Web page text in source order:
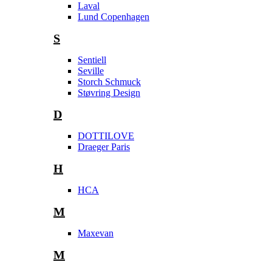
Laval
Lund Copenhagen
S
Sentiell
Seville
Storch Schmuck
Støvring Design
D
DOTTILOVE
Draeger Paris
H
HCA
M
Maxevan
M